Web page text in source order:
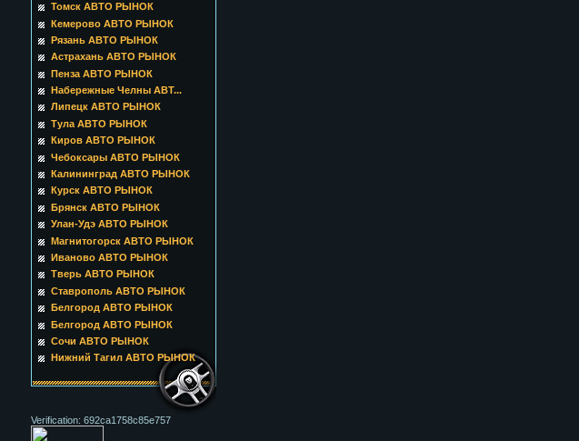
Томск АВТО РЫНОК
Кемерово АВТО РЫНОК
Рязань АВТО РЫНОК
Астрахань АВТО РЫНОК
Пенза АВТО РЫНОК
Набережные Челны АВТ...
Липецк АВТО РЫНОК
Тула АВТО РЫНОК
Киров АВТО РЫНОК
Чебоксары АВТО РЫНОК
Калининград АВТО РЫНОК
Курск АВТО РЫНОК
Брянск АВТО РЫНОК
Улан-Удэ АВТО РЫНОК
Магнитогорск АВТО РЫНОК
Иваново АВТО РЫНОК
Тверь АВТО РЫНОК
Ставрополь АВТО РЫНОК
Белгород АВТО РЫНОК
Белгород АВТО РЫНОК
Сочи АВТО РЫНОК
Нижний Тагил АВТО РЫНОК
Verification: 692ca1758c85e757